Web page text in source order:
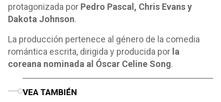
protagonizada por Pedro Pascal, Chris Evans y
Dakota Johnson.
La producción pertenece al género de la comedia
romántica escrita, dirigida y producida por la
coreana nominada al Óscar Celine Song.
VEA TAMBIÉN